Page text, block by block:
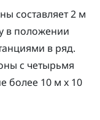
составляет 2 м
в положении
в ряд.
с четырьмя
более 10 м x 10